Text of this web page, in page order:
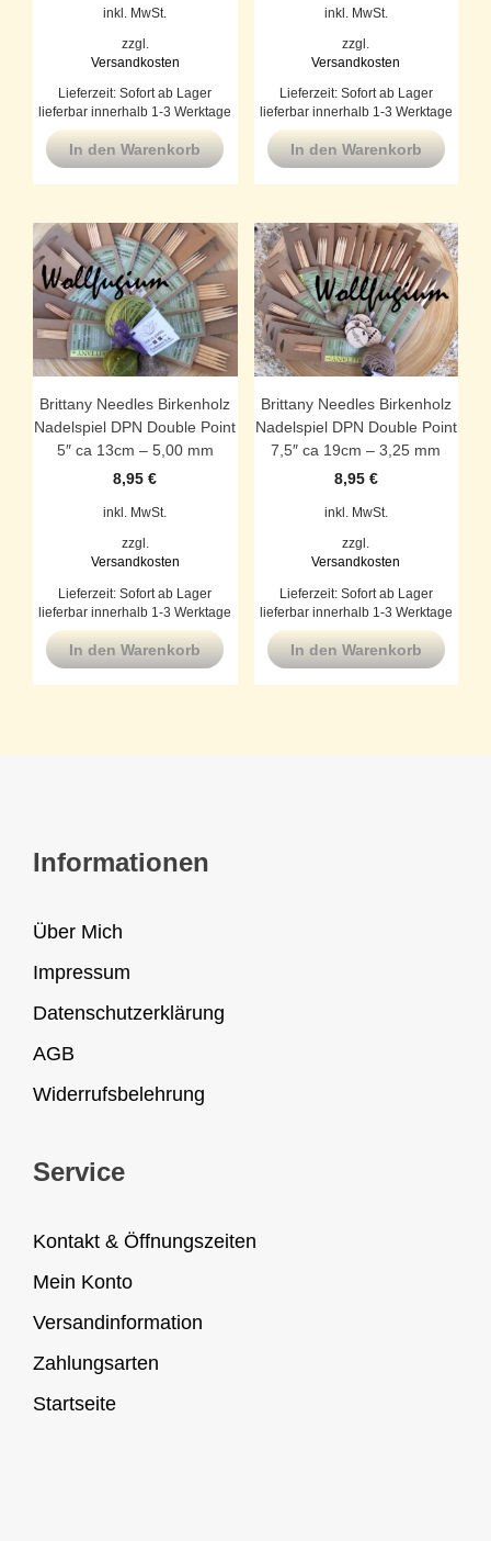
inkl. MwSt.
zzgl.
Versandkosten
Lieferzeit:Sofort ab Lager
lieferbar innerhalb 1-3 Werktage
In den Warenkorb
inkl. MwSt.
zzgl.
Versandkosten
Lieferzeit: Sofort ab Lager
lieferbar innerhalb 1-3 Werktage
In den Warenkorb
Brittany Needles Birkenholz
Nadelspiel DPN Double Point
5″ ca 13cm – 5,00 mm
8,95€
inkl. MwSt.
zzgl.
Versandkosten
Lieferzeit: Sofort ab Lager
lieferbar innerhalb 1-3 Werktage
In den Warenkorb
Brittany Needles Birkenholz
Nadelspiel DPN Double Point
7,5″ ca 19cm – 3,25 mm
8,95 €
inkl. MwSt.
zzgl.
Versandkosten
Lieferzeit: Sofort ab Lager
lieferbar innerhalb 1-3 Werktage
In den Warenkorb
Informationen
Über Mich
Impressum
Datenschutzerklärung
AGB
Widerrufsbelehrung
Service
Kontakt & Öffnungszeiten
Mein Konto
Versandinformation
Zahlungsarten
Startseite